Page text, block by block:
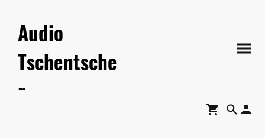
Audio
Tschentsche
r